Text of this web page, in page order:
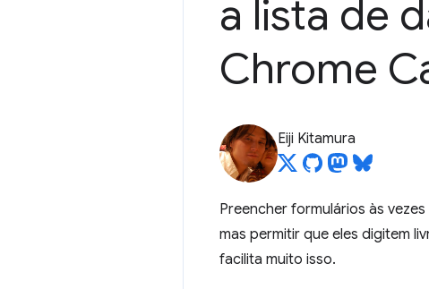
a lista de
Chrome
Eiji Kitamura
Preencher formulários às
mas permitir que eles digitem
facilita muito isso.